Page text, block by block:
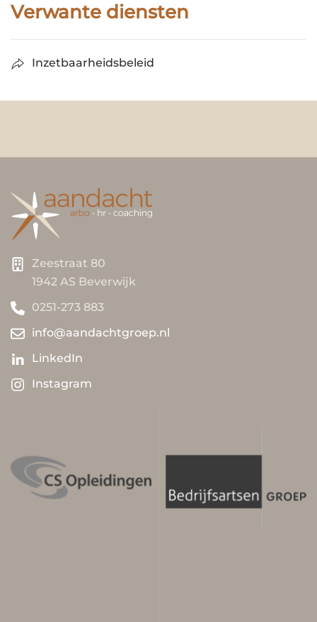
Verwante diensten
Inzetbaarheidsbeleid
Zeestraat 80
1942 AS Beverwijk
0251-273 883
info@aandachtgroep.nl
LinkedIn
Instagram